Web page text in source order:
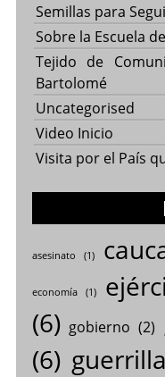
Semillas para
Sobre la Escuela
Tejido de
Bartolomé
Uncategorised
Video Inicio
Visita por el País
asesinato (1)
economía(1)
(6) gobierno (2)
(6) guerrilla